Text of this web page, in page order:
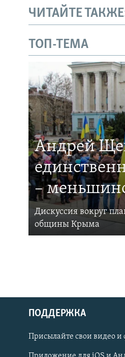
Українською
Qırımtatar
ЧИТАЙТЕ
ТОП-ТЕМА
Андрей
–
Дискуссия вокруг
общины Крыма
ПОДДЕРЖКА
Присылайте свои видео и